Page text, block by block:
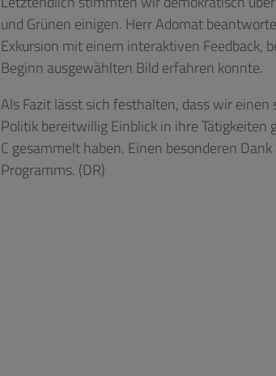
und Grünen einigen. Herr Adomat
Exkursion mit einem interaktiven Feedback,
Beginn ausgewählten Bild erfahren konnte.
Als Fazit lässt sich festhalten, dass wir
Politik bereitwillig Einblick in ihre Tätigkeiten
C gesammelt haben. Einen besonderen
Programms. (DR)